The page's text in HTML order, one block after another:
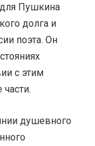
Пушкина
долга и
поэта. Он
с этим
душевного